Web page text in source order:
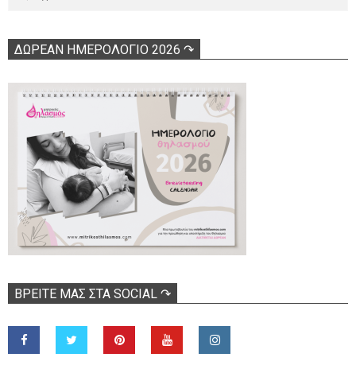
ΔΩΡΕΑΝ ΗΜΕΡΟΛΟΓΙΟ 2026 ↷
ΒΡΕΊΤΕ ΜΑΣ ΣΤΑ SOCIAL ↷